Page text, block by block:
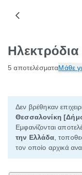
Ηλεκτρόδια
5 αποτελέσματαΜάθε
Δεν βρέθηκαν
Θεσσαλονίκη
Εμφανίζονται
την Ελλάδα,
τον οποίο αρχικά